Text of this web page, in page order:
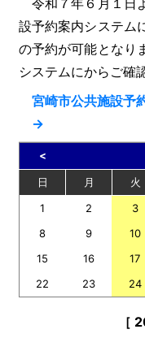
令和７年６月１日
設予約案内システム
の予約が可能となり
システムにからご確
宮崎市公共施設予
→
<
日 月 火
1
2 3
8
9 10
15
16 17
22
23 24
［